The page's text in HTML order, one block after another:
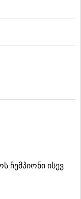
ჩემპიონი ისევ